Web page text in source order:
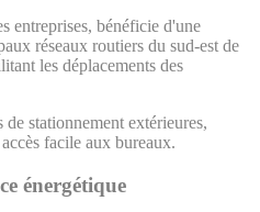
entreprises, bénéficie d'une
réseaux routiers du sud-est de
les déplacements des
stationnement extérieures,
facile aux bureaux.
énergétique